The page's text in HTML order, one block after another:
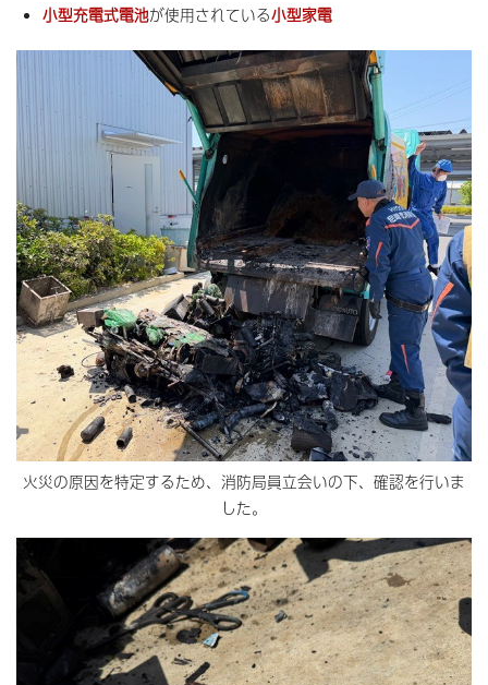
小型充電式電池が使用されている小型家電
火災の原因を特定するため、消防局員立会いの下、確認を行いま
した。